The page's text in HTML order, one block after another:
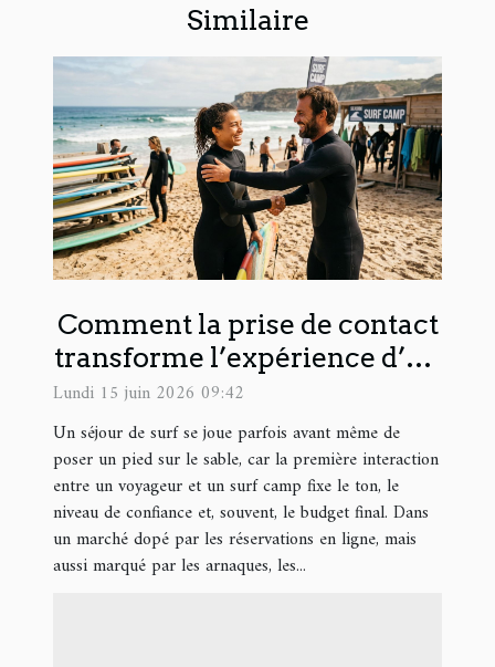
Similaire
Comment la prise de contact
transforme l’expérience d’un
surf camp
Lundi 15 juin 2026 09:42
Un séjour de surf se joue parfois avant même de
poser un pied sur le sable, car la première interaction
entre un voyageur et un surf camp fixe le ton, le
niveau de confiance et, souvent, le budget final. Dans
un marché dopé par les réservations en ligne, mais
aussi marqué par les arnaques, les...